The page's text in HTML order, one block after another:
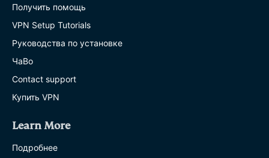
Получить помощь
VPN Setup Tutorials
Руководства по установке
ЧаВо
Contact support
Купить VPN
Learn More
Подробнее